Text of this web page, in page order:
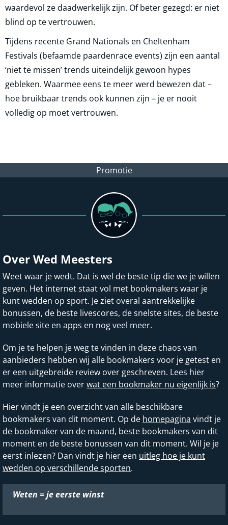
waardevol ze daadwerkelijk zijn. Of beter gezegd: er niet
blind op te vertrouwen.
Tijdens recente Grand Nationals en Cheltenham
Festivals (befaamde paardenrace events) zijn een aantal
‘niet te missen’ trends uiteindelijk gewoon hypes
gebleken. Waarmee eens te meer werd bewezen dat –
hoe bruikbaar trends ook kunnen zijn – je er nooit
volledig op moet vertrouwen.
Promotie
Over Wed Meesters
Weet waar je wedt. Dat is wel de beste tip die we je willen
geven. Het internet staat vol met bookmakers waar je
kunt wedden op sport. Je ziet overal aantrekkelijke
bonussen, de beste livescores, de snelste sites, de beste
mobiele site en apps en nog veel meer.
Om je te helpen je weg te vinden in deze chaos van
aanbieders hebben wij alle bookmakers voor je getest en
er een uitgebreide review over geschreven. Lees hier
meer informatie overwat een bookmaker nu eigenlijk is?
Hier vindt je een overzicht van alle beschikbare
bookmakers van dit moment. Op de homepagina vindt je
de bookmaker van de maand, beste bookmakers van dit
moment en de beste bonussen van dit moment. Wil je je
eerst inlezen? Dan vindt je hier een uitleg hoe je kunt
wedden op verschillende sporten.
Weten = je eerste winst